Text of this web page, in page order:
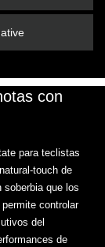
con
para teclistas
touch de
que los
controlar
del
de